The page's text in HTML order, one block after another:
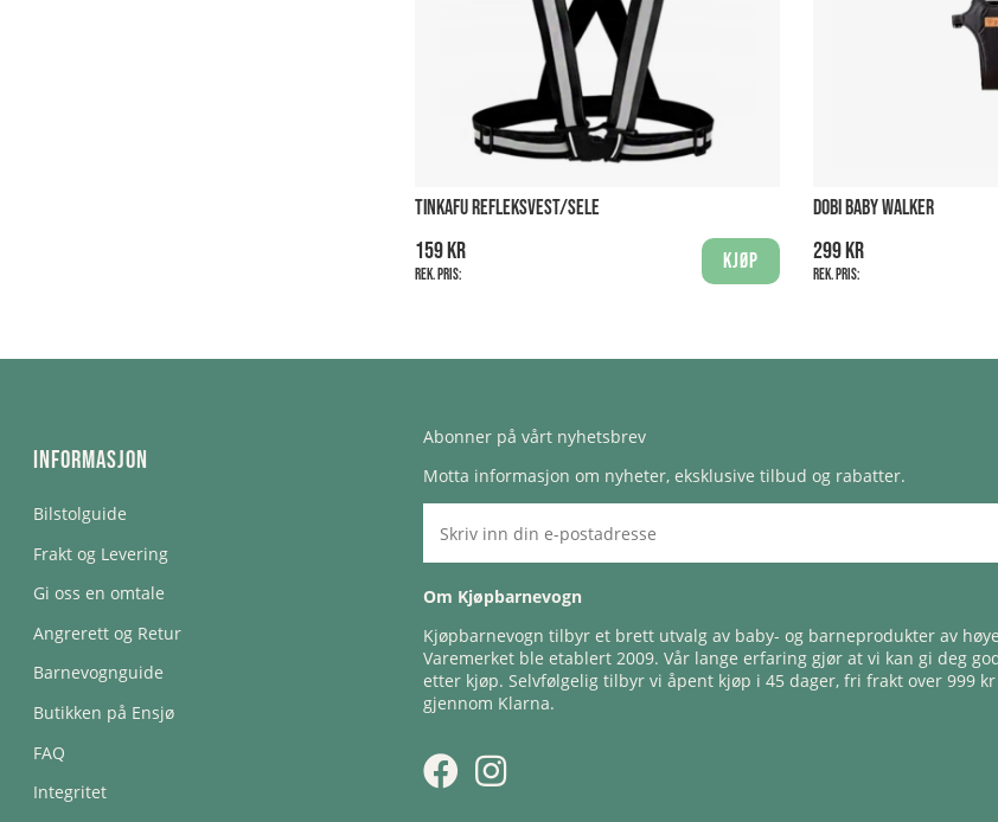
TINKAFU REFLEKSVEST/SELE
159 kr
Rek. pris:
Kjøp
DOBI BABY WALKER
299 kr
Rek. pris:
Informasjon
Bilstolguide
Frakt og Levering
Gi oss en omtale
Angrerett og Retur
Barnevognguide
Butikken på Ensjø
FAQ
Integritet
Abonner på vårt nyhetsbrev
Motta informasjon om nyheter, eksklusive tilbud og rabatter.
Om Kjøpbarnevogn
Kjøpbarnevogn tilbyr et brett utvalg av baby- og barneprodukter av
Varemerket ble etablert 2009. Vår lange erfaring gjør at vi kan gi deg
etter kjøp. Selvfølgelig tilbyr vi åpent kjøp i 45 dager, fri frakt over 999
gjennom Klarna.